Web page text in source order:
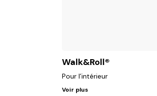
Walk&Roll®
Pour l’intérieur
Voir plus